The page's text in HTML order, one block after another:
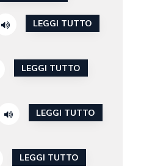
LEGGI TUTTO
LEGGI TUTTO
LEGGI TUTTO
LEGGI TUTTO